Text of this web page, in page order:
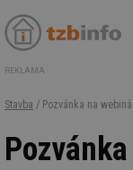
REKLAMA
Stavba / Pozvánka na